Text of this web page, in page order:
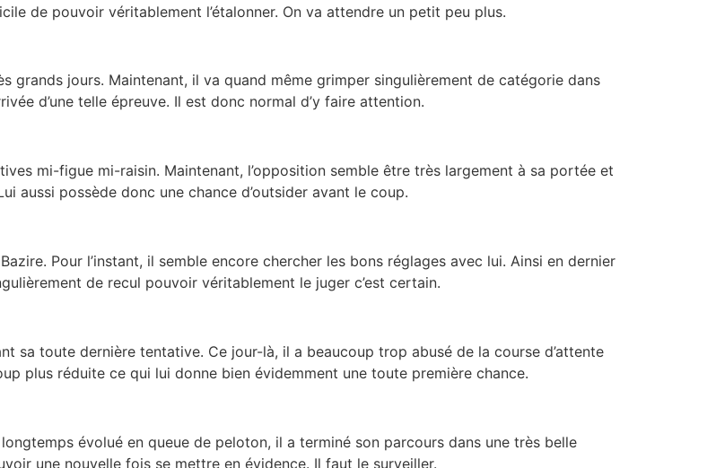
de pouvoir véritablement l’étalonner. On va attendre un petit peu plus.
grands jours. Maintenant, il va quand même grimper singulièrement de catégorie dans
d’une telle épreuve. Il est donc normal d’y faire attention.
mi-figue mi-raisin. Maintenant, l’opposition semble être très largement à sa portée et
aussi possède donc une chance d’outsider avant le coup.
Pour l’instant, il semble encore chercher les bons réglages avec lui. Ainsi en dernier
de recul pouvoir véritablement le juger c’est certain.
sa toute dernière tentative. Ce jour-là, il a beaucoup trop abusé de la course d’attente
plus réduite ce qui lui donne bien évidemment une toute première chance.
évolué en queue de peloton, il a terminé son parcours dans une très belle
une nouvelle fois se mettre en évidence. Il faut le surveiller.